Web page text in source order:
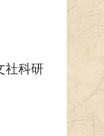
社科研